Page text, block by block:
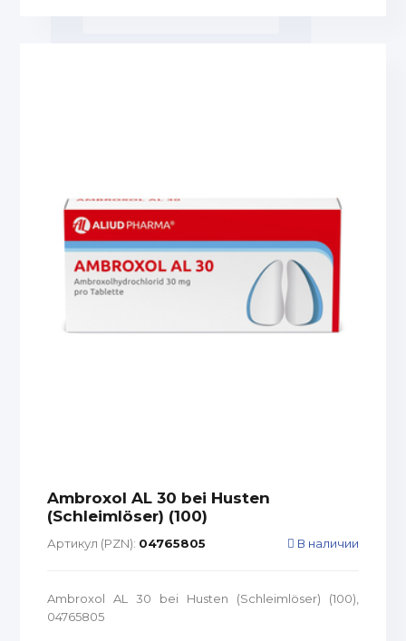
Ambroxol AL 30 bei Husten
(Schleimlöser) (100)
Артикул (PZN): 04765805 В наличии
Ambroxol AL 30 bei Husten (Schleimlöser) (100),
04765805